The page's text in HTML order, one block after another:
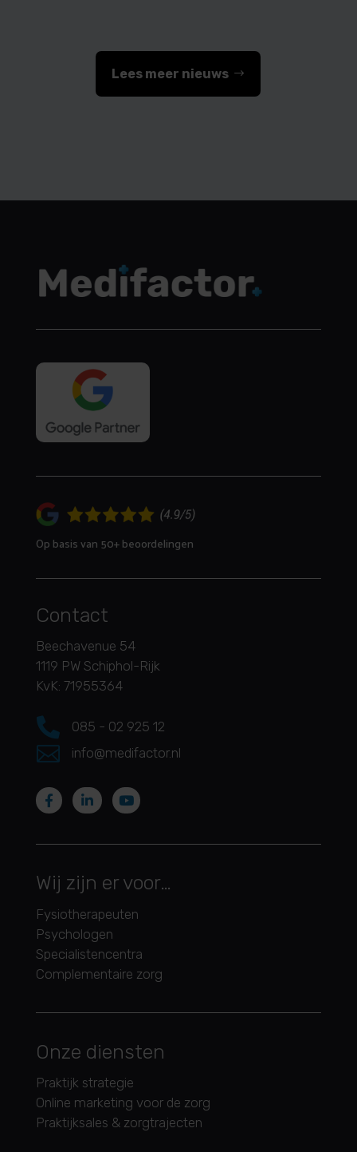
Lees meer nieuws
Op basis van 50+ beoordelingen
Contact
Beechavenue 54
1119 PW Schiphol-Rijk
KvK: 71955364
 085 - 02 925 12
 info@medifactor.nl
Wij zijn er voor…
Fysiotherapeuten
Psychologen
Specialistencentra
Complementaire zorg
Onze diensten
Praktijk strategie
Online marketing voor de zorg
Praktijksales & zorgtrajecten